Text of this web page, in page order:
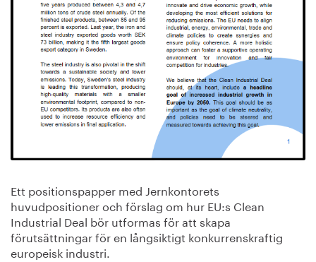
Ett positionspapper med Jernkontorets
huvudpositioner och förslag om hur EU:s Clean
Industrial Deal bör utformas för att skapa
förutsättningar för en långsiktigt konkurrenskraftig
europeisk industri.